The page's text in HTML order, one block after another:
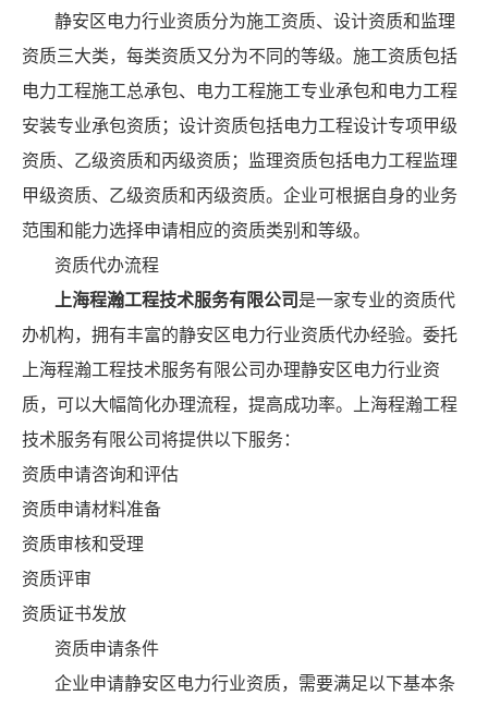
静安区电力行业资质分为施工资质、设计资质和监理
资质三大类，每类资质又分为不同的等级。施工资质包括
电力工程施工总承包、电力工程施工专业承包和电力工程
安装专业承包资质；设计资质包括电力工程设计专项甲级
资质、乙级资质和丙级资质；监理资质包括电力工程监理
甲级资质、乙级资质和丙级资质。企业可根据自身的业务
范围和能力选择申请相应的资质类别和等级。
资质代办流程
上海程瀚工程技术服务有限公司 是一家专业的资质代
办机构，拥有丰富的静安区电力行业资质代办经验。委托
上海程瀚工程技术服务有限公司办理静安区电力行业资
质，可以大幅简化办理流程，提高成功率。上海程瀚工程
技术服务有限公司将提供以下服务：
资质申请咨询和评估
资质申请材料准备
资质审核和受理
资质评审
资质证书发放
资质申请条件
企业申请静安区电力行业资质，需要满足以下基本条